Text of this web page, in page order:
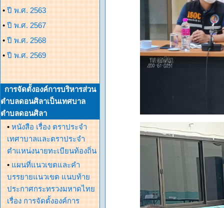
• ปี พ.ศ. 2563
• ปี พ.ศ. 2567
• ปี พ.ศ. 2568
• ปี พ.ศ. 2569
การจัดตั้งองค์การบริหารส่วน
ตำบลดอนศิลาเป็นเทศบาล
ตำบลดอนศิลา
• หนังสือ เรื่อง ตราประจำ
เทศาบาลและตราประจำ
ตำแหน่งนายทะเบียนท้องถิ่น
• แผนที่แนวเขตและคำ
บรรยายแนวเขต แนบท้าย
ประกาศกระทรวงมหาดไทย
เรื่อง การจัดตั้งองค์การ